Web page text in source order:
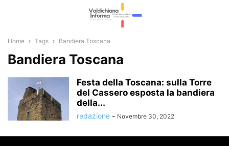
Home Tags Bandiera Toscana
Bandiera Toscana
Festa della Toscana: sulla Torre
del Cassero esposta la bandiera
della...
redazione - Novembre 30, 2022